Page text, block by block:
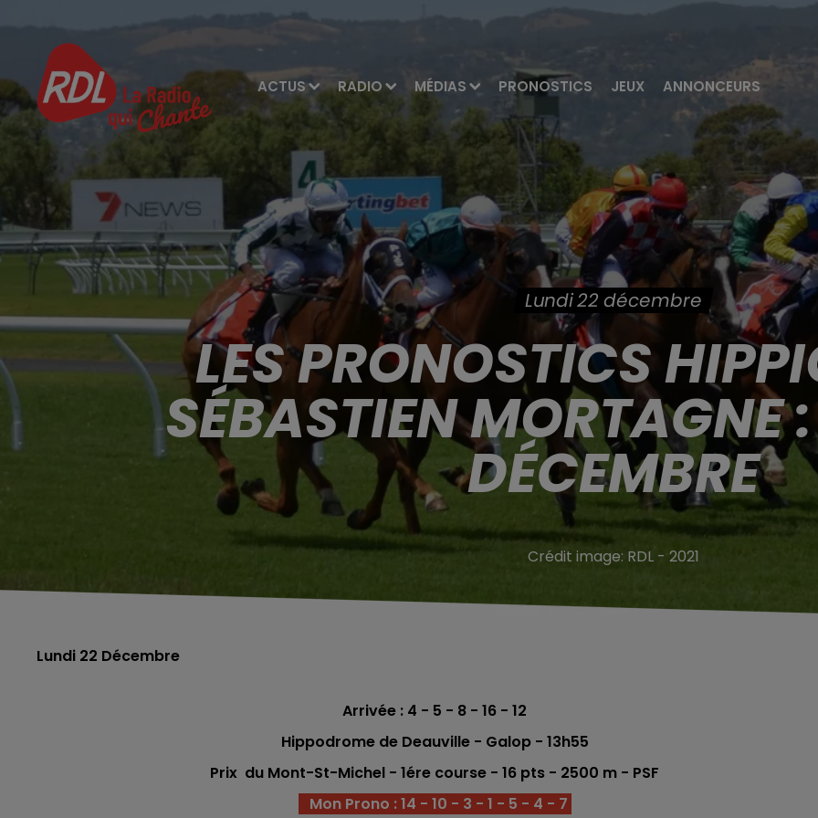
ACTUS RADIO MÉDIAS PRONOSTICS JEUX ANNONCEURS
Lundi 22 décembre
LES PRONOSTICS
SÉBASTIEN MORTAGNE
DÉCEMBRE
Crédit image: RDL - 2021
Lundi 22 Décembre
Arrivée : 4 - 5 - 8 - 16 - 12
Hippodrome de Deauville - Galop - 13h55
Prix du Mont-St-Michel - 1ére course - 16 pts - 2500 m - PSF
Mon Prono : 14 - 10 - 3 - 1 - 5 - 4 - 7